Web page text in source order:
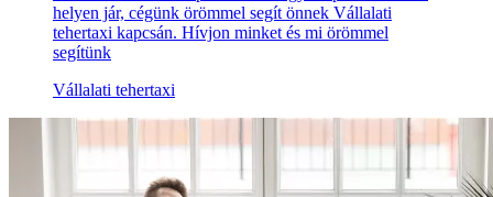
helyen jár, cégünk örömmel segít önnek Vállalati
tehertaxi kapcsán. Hívjon minket és mi örömmel
segítünk
Vállalati tehertaxi